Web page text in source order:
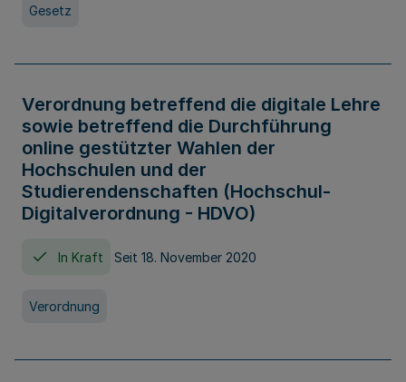
Gesetz
Verordnung betreffend die digitale Lehre
sowie betreffend die Durchführung
online gestützter Wahlen der
Hochschulen und der
Studierendenschaften (Hochschul-
Digitalverordnung - HDVO)
In Kraft Seit 18. November 2020
Verordnung